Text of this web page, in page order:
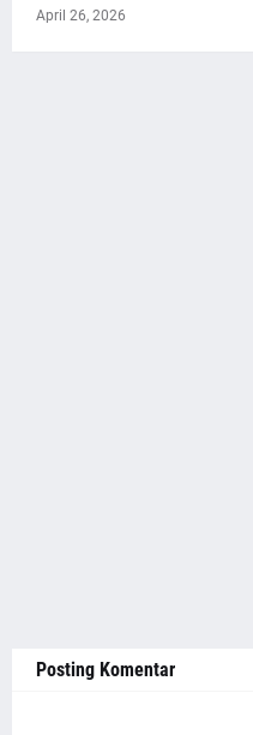
April 26, 2026
Posting Komentar